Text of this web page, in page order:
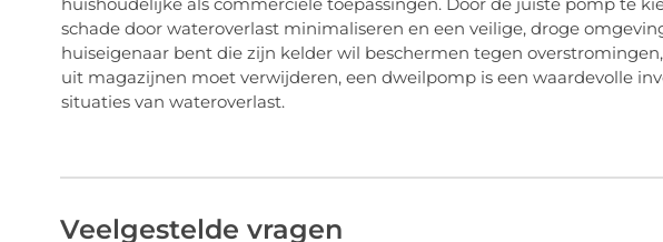
schade door wateroverlast minimaliseren en een veilige, droge
huiseigenaar bent die zijn kelder wil beschermen tegen
uit magazijnen moet verwijderen, een dweilpomp is een waardevolle
situaties van wateroverlast.
Veelgestelde vragen